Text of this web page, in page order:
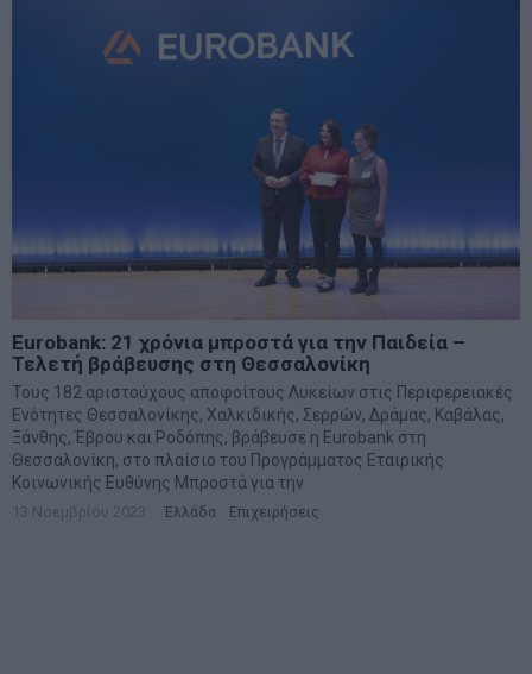
Eurobank: 21 χρόνια μπροστά για την Παιδεία –
Τελετή βράβευσης στη Θεσσαλονίκη
Τους 182 αριστούχους αποφοίτους Λυκείων στις Περιφερειακές
Ενότητες Θεσσαλονίκης, Χαλκιδικής, Σερρών, Δράμας, Καβάλας,
Ξάνθης, Έβρου και Ροδόπης, βράβευσε η Eurobank στη
Θεσσαλονίκη, στο πλαίσιο του Προγράμματος Εταιρικής
Κοινωνικής Ευθύνης Μπροστά για την
13 Νοεμβρίου 2023 Ελλάδα Επιχειρήσεις